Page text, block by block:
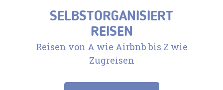
SELBSTORGANISIERT
REISEN
Reisen von A wie Airbnb bis Z wie
Zugreisen